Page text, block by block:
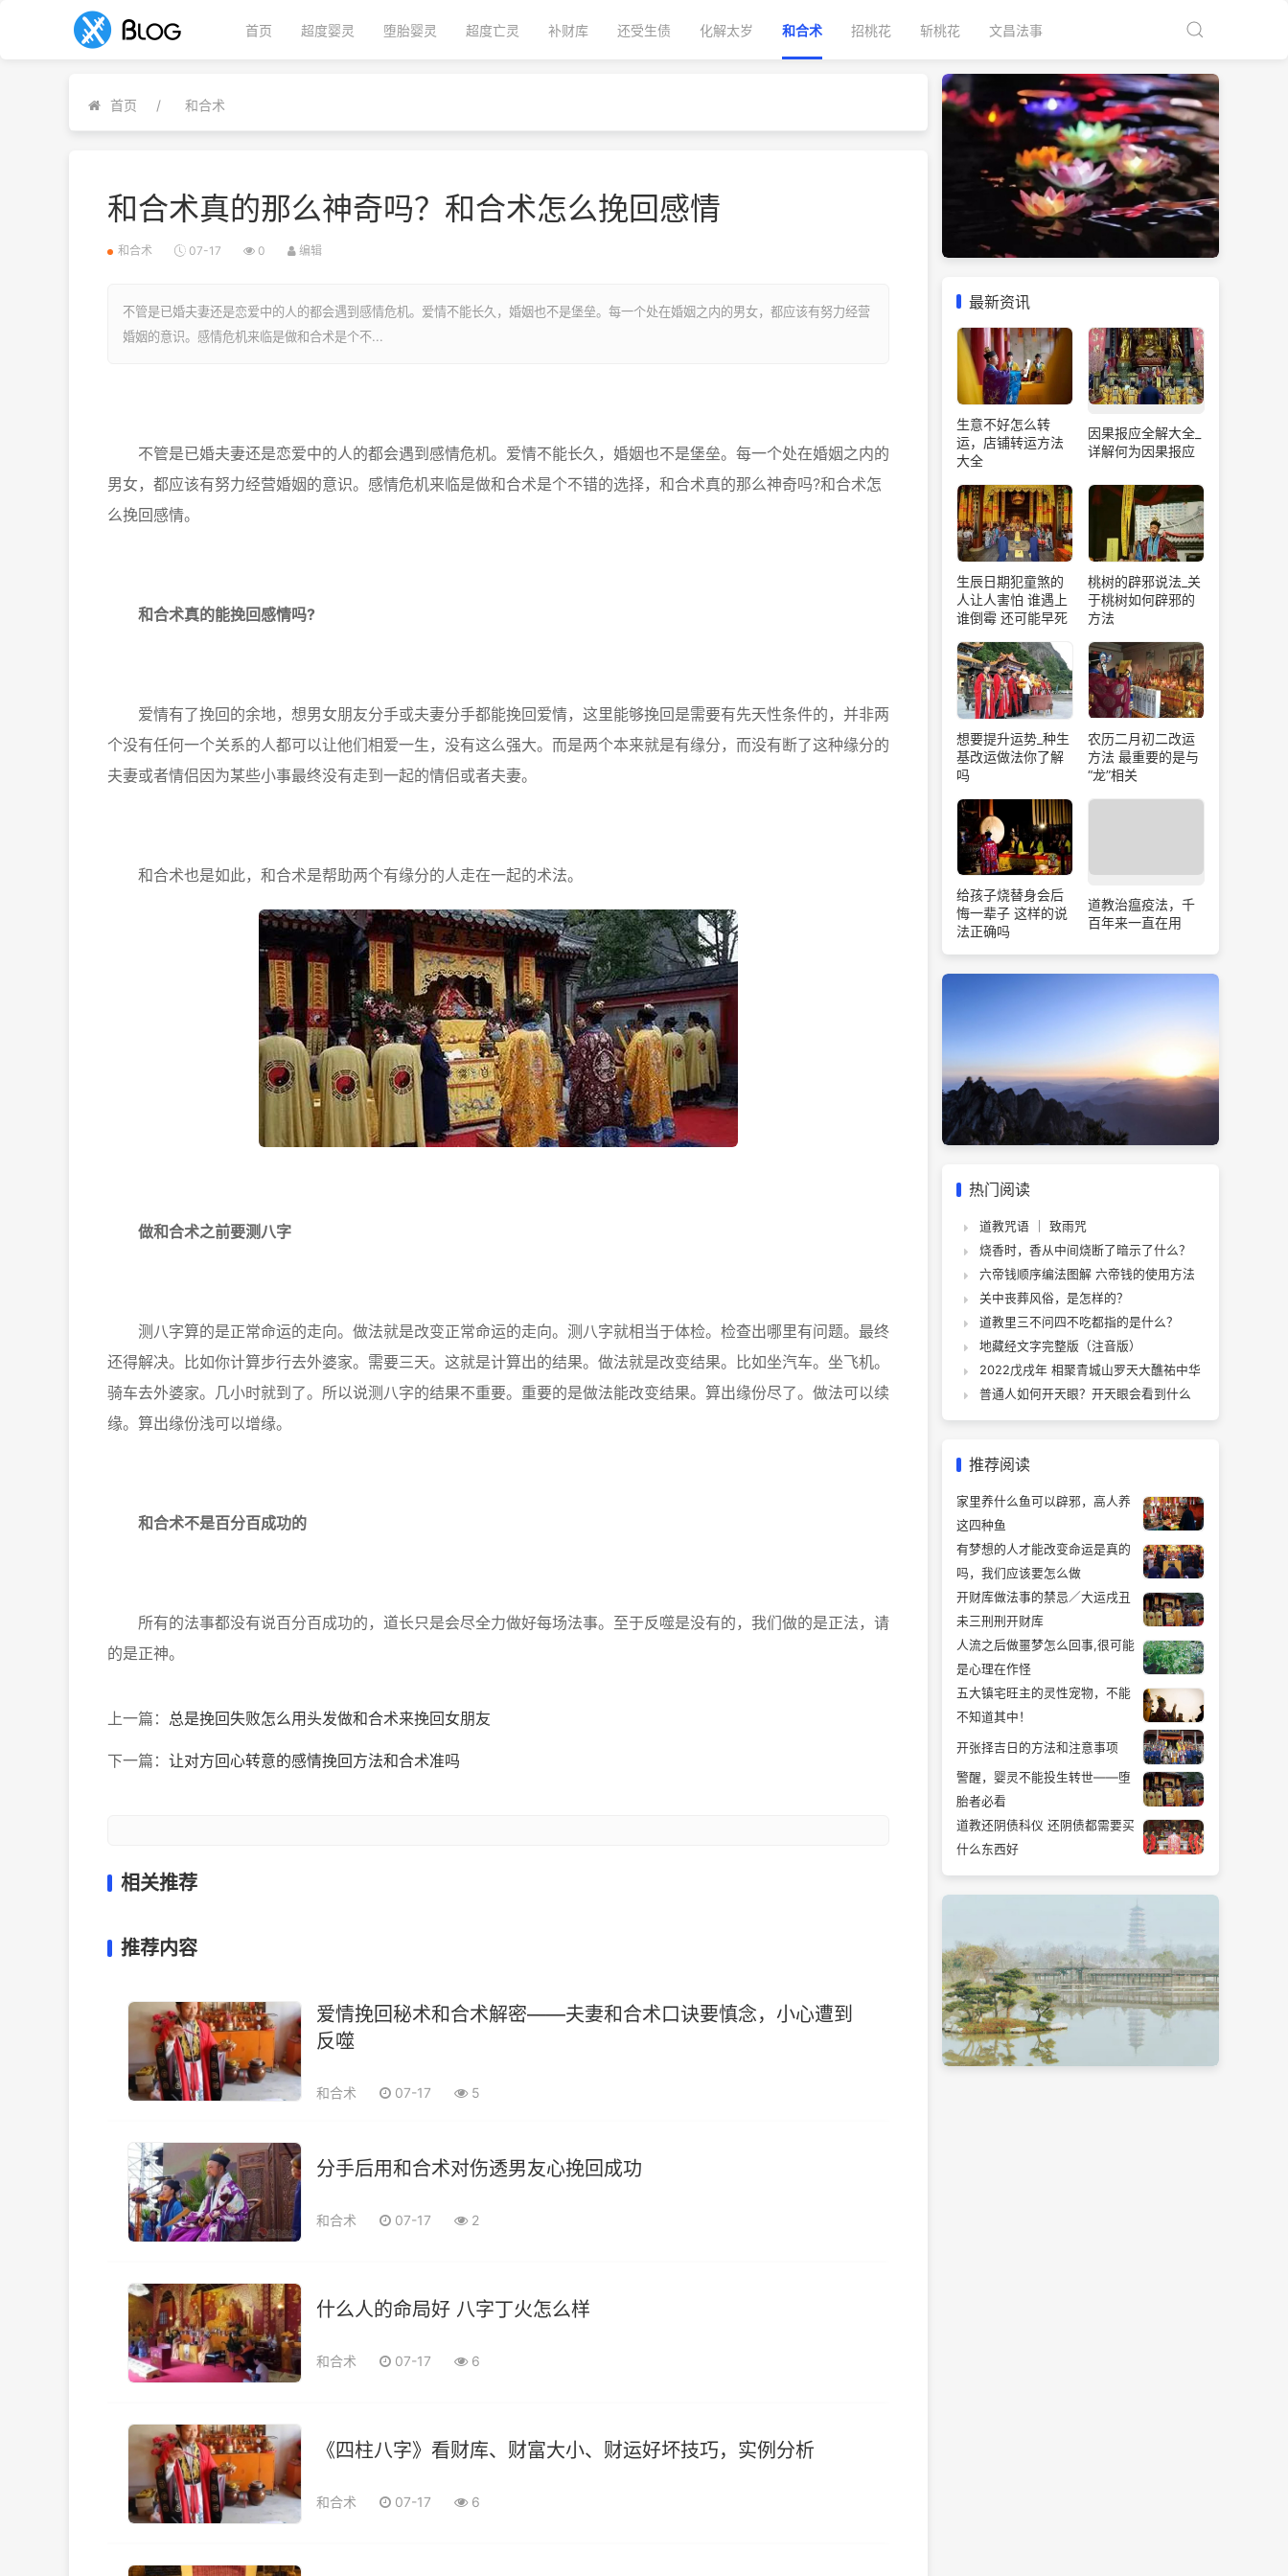
首页 超度婴灵 堕胎婴灵 超度亡灵 补财库 还受生债 化解太岁 和合术 招桃花 斩桃花 文昌法事
首页 和合术
和合术真的那么神奇吗？和合术怎么挽回感情
和合术 07-17 0 编辑
不管是已婚夫妻还是恋爱中的人的都会遇到感情危机。爱情不能长久，婚姻也不是堡垒。每一个处在婚姻之内的男女，都应该有努力经营
婚姻的意识。感情危机来临是做和合术是个不...
不管是已婚夫妻还是恋爱中的人的都会遇到感情危机。爱情不能长久，婚姻也不是堡垒。每一个处在婚姻之内的
男女，都应该有努力经营婚姻的意识。感情危机来临是做和合术是个不错的选择，和合术真的那么神奇吗?和合术怎
么挽回感情。
和合术真的能挽回感情吗?
爱情有了挽回的余地，想男女朋友分手或夫妻分手都能挽回爱情，这里能够挽回是需要有先天性条件的，并非两
个没有任何一个关系的人都可以让他们相爱一生，没有这么强大。而是两个本来就是有缘分，而没有断了这种缘分的
夫妻或者情侣因为某些小事最终没有走到一起的情侣或者夫妻。
和合术也是如此，和合术是帮助两个有缘分的人走在一起的术法。
做和合术之前要测八字
测八字算的是正常命运的走向。做法就是改变正常命运的走向。测八字就相当于体检。检查出哪里有问题。最终
还得解决。比如你计算步行去外婆家。需要三天。这就是计算出的结果。做法就是改变结果。比如坐汽车。坐飞机。
骑车去外婆家。几小时就到了。所以说测八字的结果不重要。重要的是做法能改变结果。算出缘份尽了。做法可以续
缘。算出缘份浅可以增缘。
和合术不是百分百成功的
所有的法事都没有说百分百成功的，道长只是会尽全力做好每场法事。至于反噬是没有的，我们做的是正法，请
的是正神。
上一篇： 总是挽回失败怎么用头发做和合术来挽回女朋友
下一篇： 让对方回心转意的感情挽回方法和合术准吗
相关推荐
推荐内容
爱情挽回秘术和合术解密——夫妻和合术口诀要慎念，小心遭到
反噬
和合术 07-17 5
分手后用和合术对伤透男友心挽回成功
和合术 07-17 2
什么人的命局好 八字丁火怎么样
和合术 07-17 6
《四柱八字》看财库、财富大小、财运好坏技巧，实例分析
和合术 07-17 6
最新资讯
生意不好怎么转
运，店铺转运方法
大全
因果报应全解大全_
详解何为因果报应
生辰日期犯童煞的
人让人害怕 谁遇上
谁倒霉 还可能早死
桃树的辟邪说法_关
于桃树如何辟邪的
方法
想要提升运势_种生
基改运做法你了解
吗
农历二月初二改运
方法 最重要的是与
“龙”相关
给孩子烧替身会后
悔一辈子 这样的说
法正确吗
道教治瘟疫法，千
百年来一直在用
热门阅读
道教咒语 ｜ 致雨咒
烧香时，香从中间烧断了暗示了什么？
六帝钱顺序编法图解 六帝钱的使用方法
关中丧葬风俗，是怎样的？
道教里三不问四不吃都指的是什么？
地藏经文字完整版（注音版）
2022戊戌年 相聚青城山罗天大醮祐中华
普通人如何开天眼？开天眼会看到什么
推荐阅读
家里养什么鱼可以辟邪，高人养
这四种鱼
有梦想的人才能改变命运是真的
吗，我们应该要怎么做
开财库做法事的禁忌／大运戌丑
未三刑刑开财库
人流之后做噩梦怎么回事,很可能
是心理在作怪
五大镇宅旺主的灵性宠物，不能
不知道其中！
开张择吉日的方法和注意事项
警醒，婴灵不能投生转世——堕
胎者必看
道教还阴债科仪 还阴债都需要买
什么东西好